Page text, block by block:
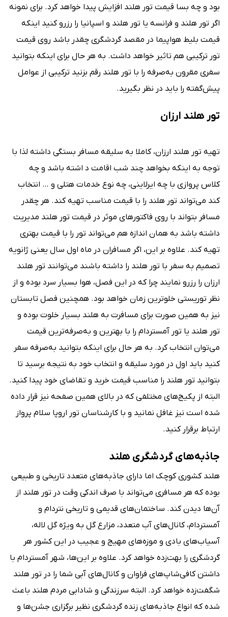
بود و چه بسا قیمت تور هلند افزایش پیدا خواهد کرد. برای نمونه
اگر تور هلند و فرانسه یا تور هلند و اسپانیا را رزرو کنید اینکه
قیمت بلیط هواپیما در مقصد گردشگری چقدر باشد روی قیمت
تور ترکیبی هم تاثیر خواهد داشت. به هر حال برای اینکه بتوانید
سفری مقرون به‌صرفه را با تور هلند رقم بزنید ترکیبی از عوامل
پیش‌گفته را باید در نظر بگیرید.
تور هلند ارزان
تهیه تور هلند ارزان، کاملا به سلیقه مسافر بستگی داشته لذا با
توجه به اینکه بخواهد چند شب اقامت د اشته باشد و چه
کلاس پروازی با چه ایرلاینی، چه نوع خدمات هتلی و … انتخاب
کند می‌تواند تور هلند را با قیمت مناسب تهیه کند. هر چقدر
مسافر بتواند با روی فاکتورهای موثر در قیمت تور هلند مدیریت
داشته باشد به همان اندازه هم می‌تواند تور را با قیمت بهتری
تهیه کند. علاوه بر این، اگر مسافران در ماه اول سال یعنی ژانویه
تصمیم به سفر با تور هلند را داشته باشند می‌توانند تور هلند
ارزان را رزرو نمایند چرا که در این فصل، هوا بسیار سرد بوده و از
نظر توریستی خلوترین زمان خواهد بود. همچنین فصل تابستان
نیز به همین صورت برای مسافرت به هلند بسیار خلوت بوده و
تور هلند یا تور آمستردام را با بهترین و به‌صرفه‌ترین قیمت
می‌توان انتخاب کرد. به هر حال برای اینکه بتوانید به‌صرفه سفر
کنید باید اول در مورد سلیقه و انتخاب خود به نتیجه برسید تا
بتوانید تور هلند را مناسب قیمت خرید و تقاضای خود پیدا کنید.
البته از پکیج‌های مختلفی که در بالای همین صفحه نیز قرار داده
شده است نیز غافل نمانید و با کارشناسان تور اروپا سلام پرواز
ارتباط برقرار کنید.
جاذبه‌های گردشگری هلند
هلند کشوری کوچک اما دارای جاذبه‌های متعدد تاریخی و طبیعی
بوده که هر مسافری می‌تواند با صرف اندکی وقت در تور هلند از
آن‌ها دیدن کند. ساختمان‌های قدیمی و تاریخی نتردام و
آمستردام، کانال‌های آب متعدد، مزارع گل به ویژه گل لاله،
آسیاب‌های بادی و موزه‌های مهیج و عجیب در این کشور هر
گردشگری را بهت‌زده خواهد کرد. علاوه بر این‌ها، شهر آمستردام با
داشتن کافی‌شاپ‌های فراوان و کانال‌های آبی شما را در تور هلند
شگفت‌زده خواهد کرد. البته سرزندگی و شادابی مردم هلند باعث
شده که انواع جاذبه‌های زنده گردشگری نظیر برگزاری جشن‌ها و